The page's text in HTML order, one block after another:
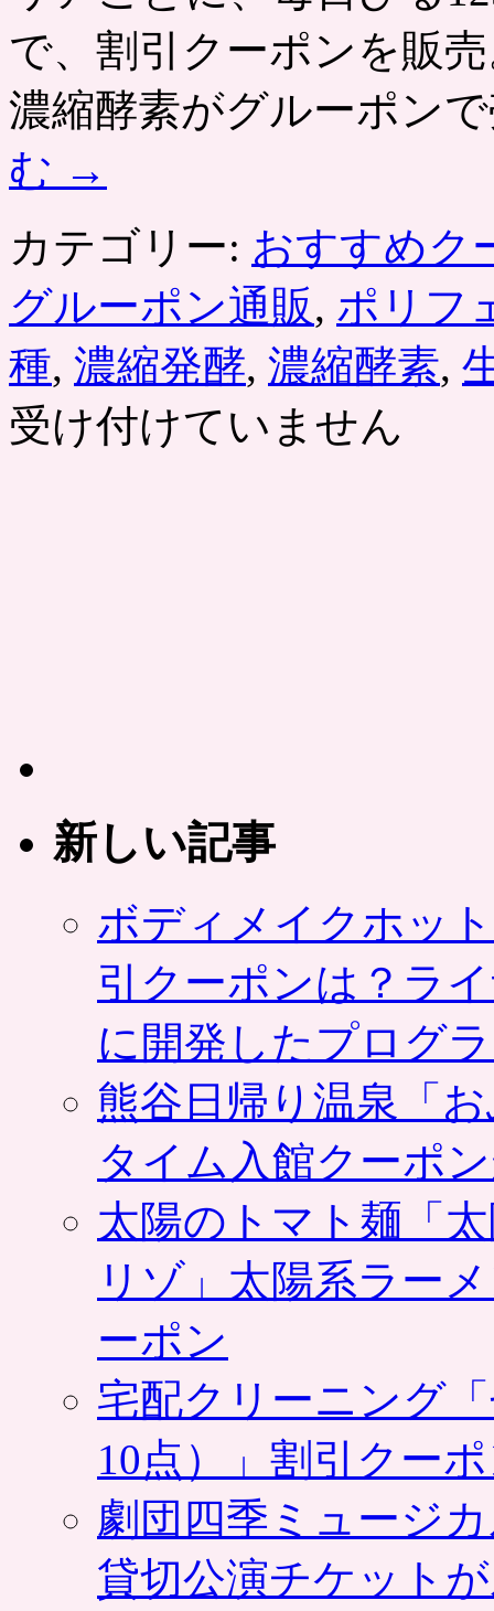
で、割引クーポンを販
濃縮酵素がグルーポン
む →
カテゴリー: おすすめク
グルーポン通販, ポリフ
種, 濃縮発酵, 濃縮酵素,
受け付けていません
新しい記事
ボディメイクホッ
引クーポンは？ラ
に開発したプログ
熊谷日帰り温泉「
タイム入館クーポ
太陽のトマト麺「
リゾ」太陽系ラー
ーポン
宅配クリーニング
10点）」割引クー
劇団四季ミュージ
貸切公演チケット